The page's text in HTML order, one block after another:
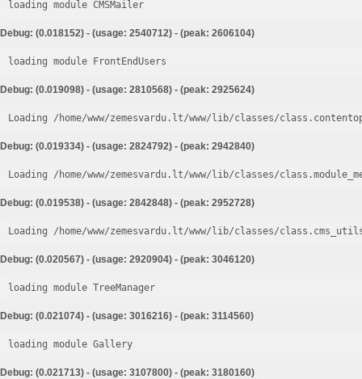
loading module CMSMailer
Debug: (0.018152) - (usage: 2540712) - (peak: 2606104)
loading module FrontEndUsers
Debug: (0.019098) - (usage: 2810568) - (peak: 2925624)
Loading /home/www/zemesvardu.lt/www/lib/classes/
Debug: (0.019334) - (usage: 2824792) - (peak: 2942840)
Loading /home/www/zemesvardu.lt/www/lib/classes/
Debug: (0.019538) - (usage: 2842848) - (peak: 2952728)
Loading /home/www/zemesvardu.lt/www/lib/classes/
Debug: (0.020567) - (usage: 2920904) - (peak: 3046120)
loading module TreeManager
Debug: (0.021074) - (usage: 3016216) - (peak: 3114560)
loading module Gallery
Debug: (0.021713) - (usage: 3107800) - (peak: 3180160)